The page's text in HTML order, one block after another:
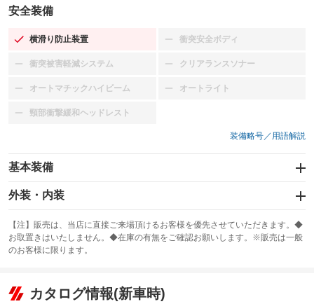
安全装備
横滑り防止装置
：装備あり 衝突安全ボディ
：装備なし
衝突被害軽減システム
：装備なし クリアランスソナー
：装備なし
オートマチックハイビーム
：装備なし オートライト
：装備なし
頸部衝撃緩和ヘッドレスト
：装備なし
装備略号／用語解説
基本装備
エアバッグ：運転席/助手席/サイド
：装備あり
：装備なし
サンルーフ
：装備なし ABS
リフトアップ
：装備なし
外装・内装
カーナビ：メモリーナビ他
：装備あり
TV：フルセグ
：装備あり
ビジュアル：-／DVD再生
：装備あり
【注】販売は、当店に直接ご来場頂けるお客様を優先させていただきます。◆
お取置きはいたしません。◆在庫の有無をご確認お願いします。※販売は一般
のお客様に限ります。
カタログ情報(新車時)